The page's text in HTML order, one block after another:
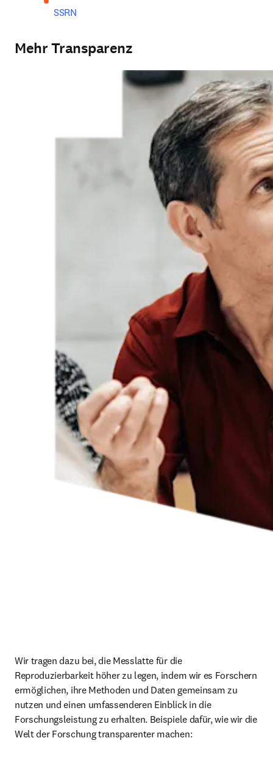
SSRN
Mehr Transparenz
Wir tragen dazu bei, die Messlatte für die
Reproduzierbarkeit höher zu legen, indem wir es Forschern
ermöglichen, ihre Methoden und Daten gemeinsam zu
nutzen und einen umfassenderen Einblick in die
Forschungsleistung zu erhalten. Beispiele dafür, wie wir die
Welt der Forschung transparenter machen: